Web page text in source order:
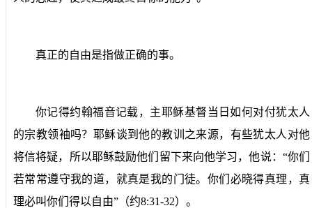
真正的自由是指做正确的事。
你记得约翰福音记载，主耶稣基督当日如何对付犹太人
的宗教领袖吗？耶稣谈到他的教训之来源，有些犹太人对他
将信将疑，所以耶稣鼓励他们留下来向他学习，他说：“你们
若常常遵守我的道，就真是我的门徒。你们必晓得真理，真
理必叫你们得以自由”（约8:31-32）。